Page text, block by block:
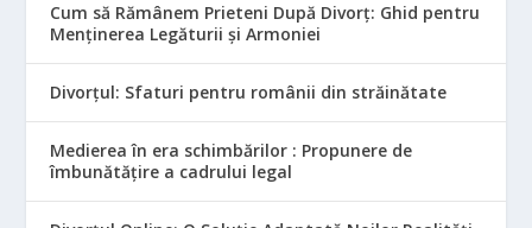
Cum să Rămânem Prieteni După Divorț: Ghid pentru
Menținerea Legăturii și Armoniei
Divorțul: Sfaturi pentru românii din străinătate
Medierea în era schimbărilor : Propunere de
îmbunătățire a cadrului legal